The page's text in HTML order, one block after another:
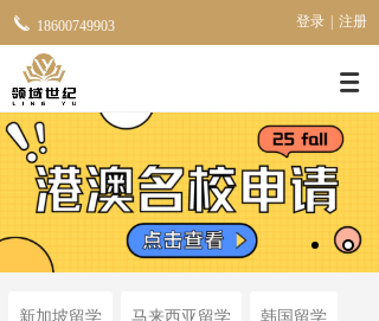
登录 注册
18600749903
新加坡留学 马来西亚留学 韩国留学